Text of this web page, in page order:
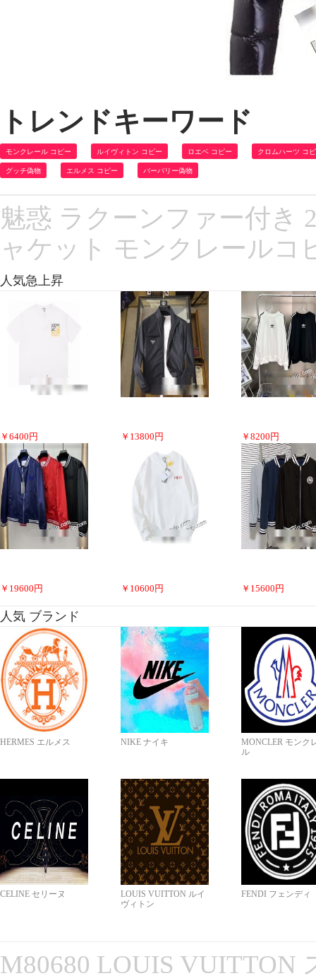
トレンドキーワード
モンクレール コピー ルイヴィトン コピー ロエベ コピー クロムハーツ コ
グッチ偽物 エルメス コピー バーバリー偽物
魅惑 ラクーンファー付き
ャケット モンクレールコ
人気急上昇
￥ 6400 円 ￥ 13800 円 ￥ 8200 円
￥ 19600 円 ￥ 10600 円 ￥ 15600 円
人気 ブランド
HERMES エルメス NIKE ナイキ
MONCLER モンク
ル
CELINE セリーヌ
LOUIS VUITTON ルイ
ヴィトン
FENDI フェンディ
M80680 LOUIS VUITTON